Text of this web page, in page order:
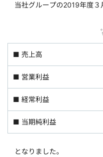
当社グループの2019年度３
■ 売上高
■ 営業利益
■ 経常利益
■ 当期純利益
となりました。